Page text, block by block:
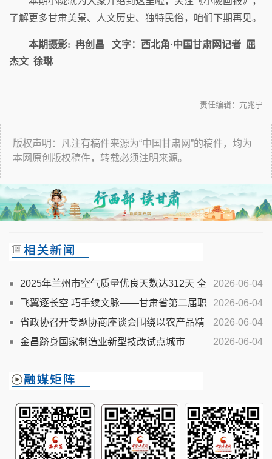
了解更多甘肃美景、人文历史、独特民俗，咱们下期再见。
本期摄影: 冉创昌 文字：西北角·中国甘肃网记者 屈
杰文 徐琳
责任编辑：亢兆宁
版权声明：凡注有稿件来源为“中国甘肃网”的稿件，均为
本网原创版权稿件，转载必须注明来源。
2026-06-04
2025年兰州市空气质量优良天数达312天 全
域生态质量持续向好
2026-06-04
飞翼逐长空 巧手续文脉——甘肃省第二届职
业技能大赛见闻
2026-06-04
省政协召开专题协商座谈会围绕以农产品精
深加工推动现代寒旱农业提档升级协商建言 庄国泰出席
2026-06-04
金昌跻身国家制造业新型技改试点城市